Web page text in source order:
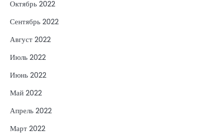
Октябрь 2022
Сентябрь 2022
Август 2022
Июль 2022
Июнь 2022
Май 2022
Апрель 2022
Март 2022